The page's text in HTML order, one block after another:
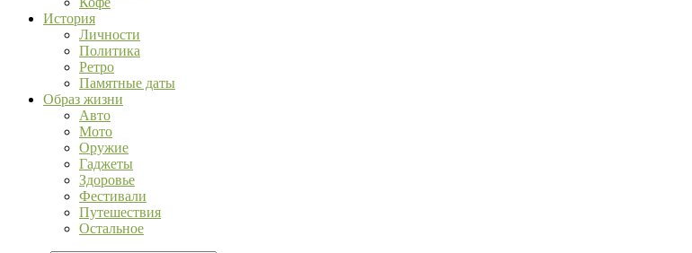
История
Личности
Политика
Ретро
Памятные даты
Образ жизни
Авто
Мото
Оружие
Гаджеты
Здоровье
Фестивали
Путешествия
Остальное